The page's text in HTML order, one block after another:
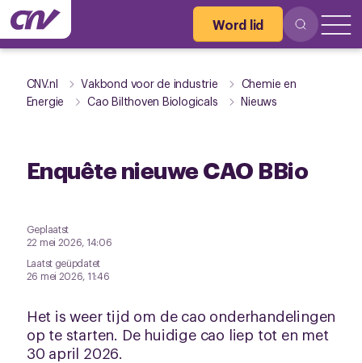
Word lid
CNV.nl Vakbond voor de industrie
Chemie en
Energie
Cao Bilthoven Biologicals Nieuws
Enquête nieuwe CAO BBio
Geplaatst
22 mei 2026, 14:06
Laatst geüpdatet
26 mei 2026, 11:46
Het is weer tijd om de cao onderhandelingen
op te starten. De huidige cao liep tot en met
30 april 2026.